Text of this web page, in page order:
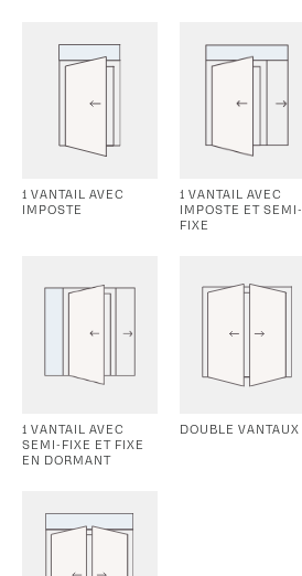
1 VANTAIL AVEC
IMPOSTE
1 VANTAIL AVEC
IMPOSTE ET SEMI-
FIXE
1 VANTAIL AVEC
SEMI-FIXE ET FIXE
EN DORMANT
DOUBLE VANTAUX